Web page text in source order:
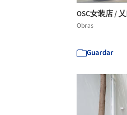
OSC女装店 /
Obras
Guardar